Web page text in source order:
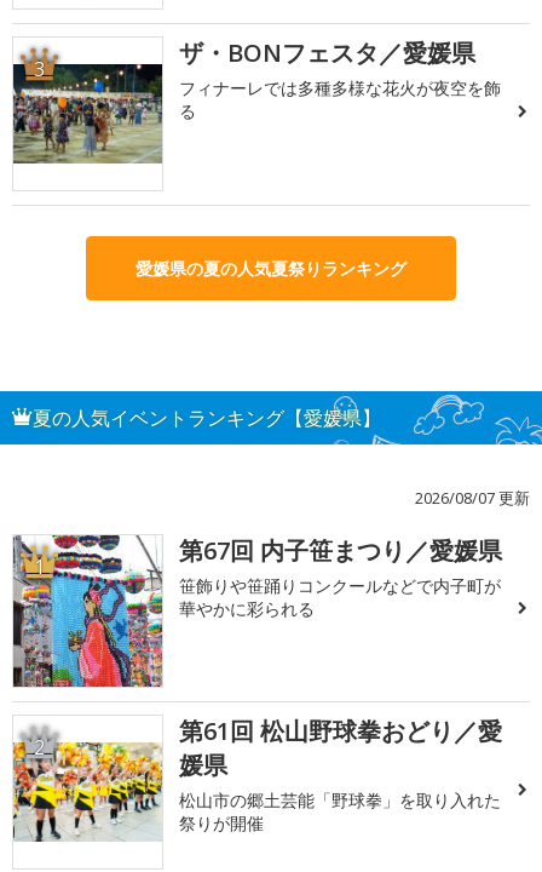
3 ザ・BONフェスタ／愛媛県
フィナーレでは多種多様な花火が夜空を飾
る
愛媛県の夏の人気夏祭りランキング
夏の人気イベントランキング【愛媛県】
2026/08/07 更新
1 第67回 内子笹まつり／愛媛県
笹飾りや笹踊りコンクールなどで内子町が
華やかに彩られる
2
第61回 松山野球拳おどり／愛
媛県
松山市の郷土芸能「野球拳」を取り入れた
祭りが開催